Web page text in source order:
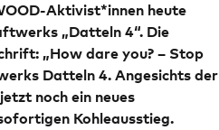
Aktivist*innen heute
„Datteln 4“. Die
„How dare you? – Stop
Datteln 4. Angesichts der
noch ein neues
Kohleausstieg.